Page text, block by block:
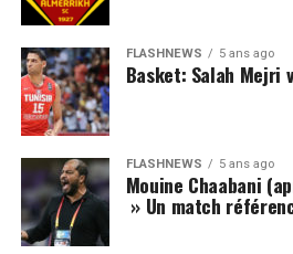
FLASHNEWS 5 ans ago
Basket: Salah Mejri
FLASHNEWS 5 ans ago
Mouine Chaabani
» Un match